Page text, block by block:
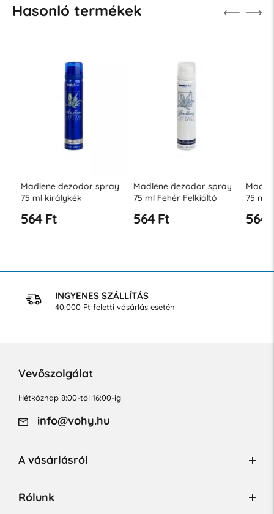
Hasonló termékek
Madlene dezodor spray
75 ml királykék
564 Ft
Madlene dezodor spray
75 ml Fehér Felkiáltó
564 Ft
75 ml
564 Ft
INGYENES SZÁLLÍTÁS
40.000 Ft feletti vásárlás esetén
Vevőszolgálat
Hétköznap 8:00-tól 16:00-ig
info@vohy.hu
A vásárlásról
Rólunk